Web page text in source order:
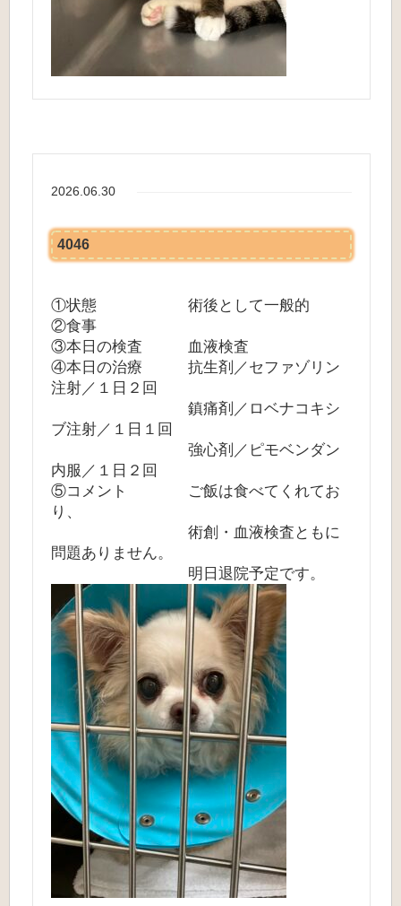
2026.06.30
4046
①状態 術後として一般的
②食事
③本日の検査 血液検査
④本日の治療 抗生剤／セファゾリン
注射／１日２回
鎮痛剤／ロベナコキシ
ブ注射／１日１回
強心剤／ピモベンダン
内服／１日２回
⑤コメント ご飯は食べてくれてお
り、
術創・血液検査ともに
問題ありません。
明日退院予定です。